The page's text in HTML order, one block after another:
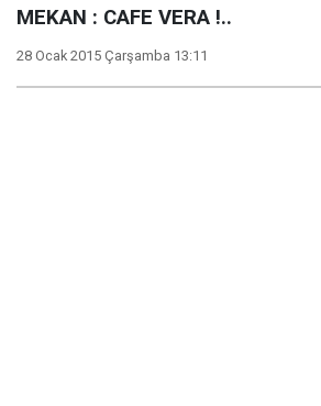
MEKAN : CAFE VERA !..
28 Ocak 2015 Çarşamba 13:11